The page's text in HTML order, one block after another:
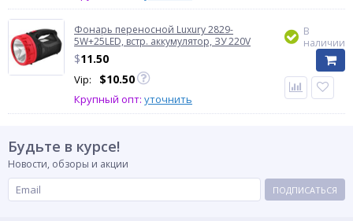
Фонарь переносной Luxury 2829-
5W+25LED, встр. аккумулятор, ЗУ 220V
$11.50
Vip: $10.50
Крупный опт: уточнить
В
наличии
Будьте в курсе!
Новости, обзоры и акции
ПОДПИСАТЬСЯ